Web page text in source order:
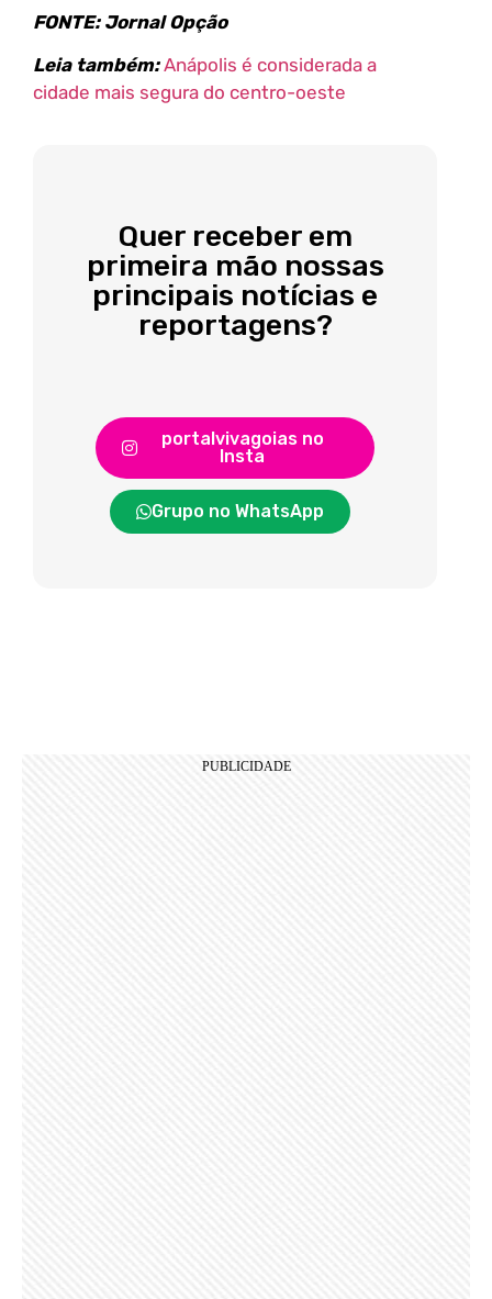
FONTE: Jornal Opção
Leia também:Anápolis é considerada a
cidade mais segura do centro-oeste
Quer receber em
primeira mão nossas
principais notícias e
reportagens?
portalvivagoias no
Insta
Grupo no WhatsApp